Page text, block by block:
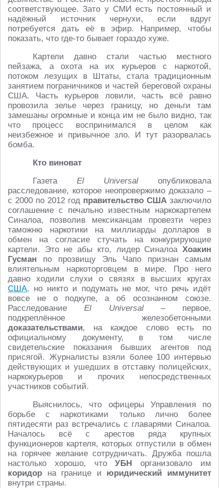
соответствующее. Зато у СМИ есть постоянный и
надёжный источник чернухи, если вдруг
потребуется дать её в эфир. Например, чтобы
показать, что где-то бывает гораздо хуже.
Картели давно стали частью местного
пейзажа, а охота на их курьеров с наркотой,
потоком лезущих в Штаты, стала традиционным
занятием пограничников и частей береговой охраны
США. Часть курьеров ловили, часть всё равно
провозила зелье через границу, но деньги там
замешаны огромные и конца им не было видно, так
что процесс воспринимался в целом как
неизбежное и привычное зло. И тут разорвалась
бомба.
Кто виноват
Газета El Universal опубликовала
расследование, которое неопровержимо доказало –
с 2000 по 2012 год правительство США заключило
соглашение с печально известным наркокартелем
Синалоа, позволив мексиканцам провезти через
таможню наркотики на миллиарды долларов в
обмен на согласие стучать на конкурирующие
картели. Это не абы кто, лидер Синалоа Хоакин
Гусман по прозвищу Эль Чапо признан самым
влиятельным наркоторговцем в мире. Про него
давно ходили слухи о связях в высших кругах
США, но никто и подумать не мог, что речь идёт
вовсе не о подкупе, а об осознанном союзе.
РасследованиеEl Universal– первое,
подкреплённое железобетонными
доказательствами, на каждое слово есть по
официальному документу, в том числе
свидетельские показания бывших агентов под
присягой. Журналисты взяли более 100 интервью
действующих и ушедших в отставку полицейских,
наркокурьеров и прочих непосредственных
участников событий.
Выяснилось, что офицеры Управления по
борьбе с наркотиками только лично более
пятидесяти раз встречались с главарями Синалоа.
Началось всё с арестов ряда крупных
функционеров картеля, которых отпустили в обмен
на горячее желание сотрудничать. Дружба пошла
настолько хорошо, чтоУБН организовало им
коридор на границе и юридический иммунитет
внутри страны.